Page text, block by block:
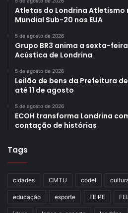
Atletas do Londrina Atletismo
Mundial Sub-20 nos EUA
5 de agosto de 2026
Grupo BR3 anima a sexta-
Acústica de Londrina
5 de agosto de 2026
Leilão de bens da Prefeitura
até 11 de agosto
5 de agosto de 2026
ECOH transforma Londrina
contação de histórias
Tags
cidades CMTU codel
educação esporte FEIPE